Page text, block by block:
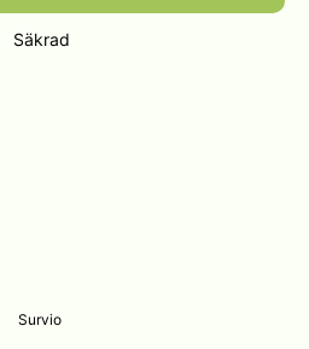
Säkrad
Survio